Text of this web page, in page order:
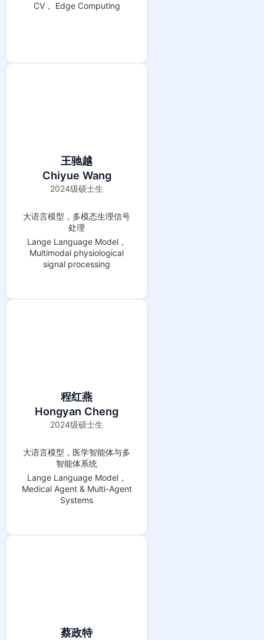
CV， Edge Computing
王驰越
Chiyue Wang
2024级硕士生
大语言模型，多模态生理信号
处理
Lange Language Model，
Multimodal physiological
signal processing
程红燕
Hongyan Cheng
2024级硕士生
大语言模型，医学智能体与多
智能体系统
Lange Language Model，
Medical Agent & Multi-Agent
Systems
蔡政特